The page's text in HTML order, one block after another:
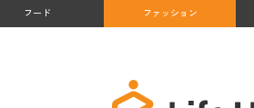
フード ファッション